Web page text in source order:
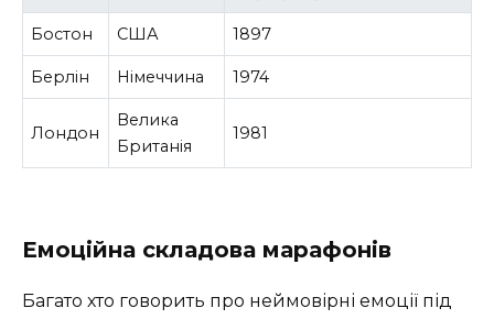
Бостон США 1897
Берлін Німеччина 1974
Лондон
Велика
Британія
1981
Емоційна складова марафонів
Багато хто говорить про неймовірні емоції під